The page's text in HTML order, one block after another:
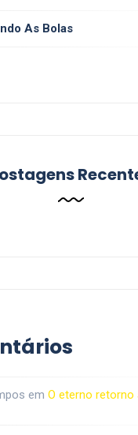
As Bolas
em O eterno retorno